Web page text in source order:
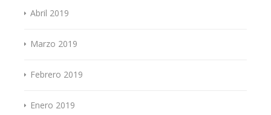
Abril 2019
Marzo 2019
Febrero 2019
Enero 2019